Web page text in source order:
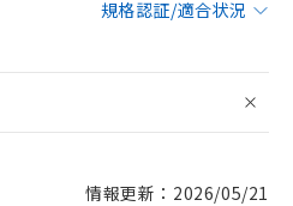
規格認証/適合状況
情報更新：2026/05/21